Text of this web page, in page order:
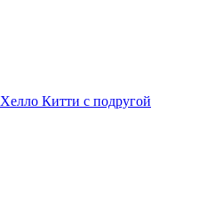
Хелло Китти с подругой